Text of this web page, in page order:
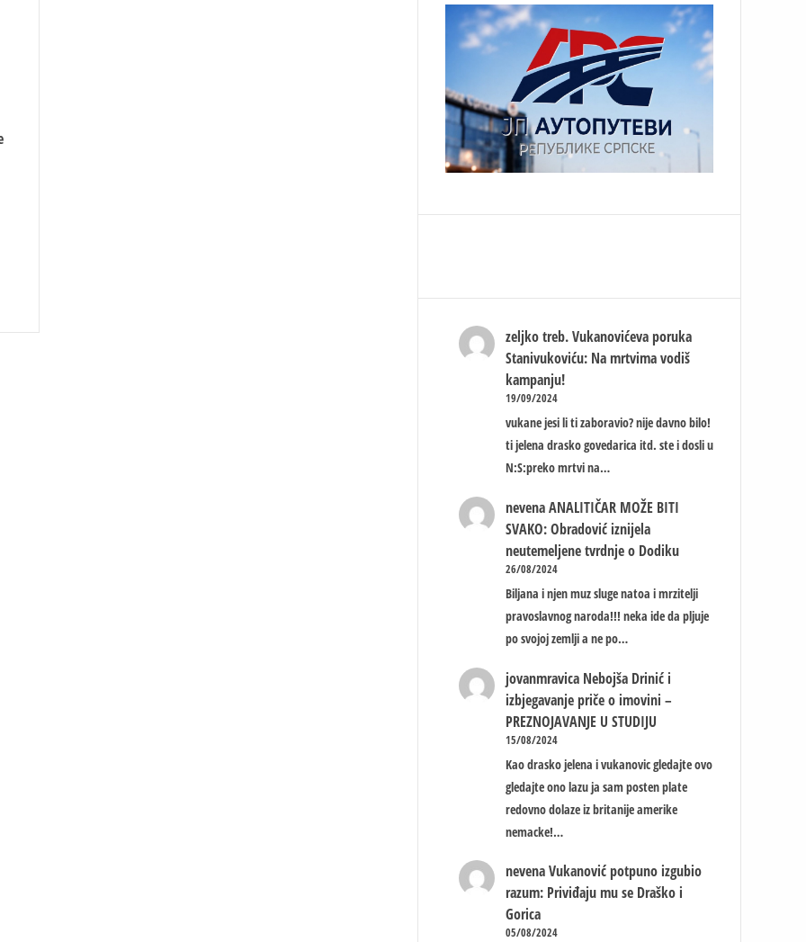
zeljko treb. Vukanovićeva poruka
Stanivukoviću: Na mrtvima vodiš
kampanju!
19/09/2024
vukane jesi li ti zaboravio? nije davno bilo!
ti jelena drasko govedarica itd. ste i dosli u
N:S:preko mrtvi na…
nevena ANALITIČAR MOŽE BITI
SVAKO: Obradović iznijela
neutemeljene tvrdnje o Dodiku
26/08/2024
Biljana i njen muz sluge natoa i mrzitelji
pravoslavnog naroda!!! neka ide da pljuje
po svojoj zemlji a ne po…
jovanmravica Nebojša Drinić i
izbjegavanje priče o imovini –
PREZNOJAVANJE U STUDIJU
15/08/2024
Kao drasko jelena i vukanovic gledajte ovo
gledajte ono lazu ja sam posten plate
redovno dolaze iz britanije amerike
nemacke!…
nevena Vukanović potpuno izgubio
razum: Priviđaju mu se Draško i
Gorica
05/08/2024